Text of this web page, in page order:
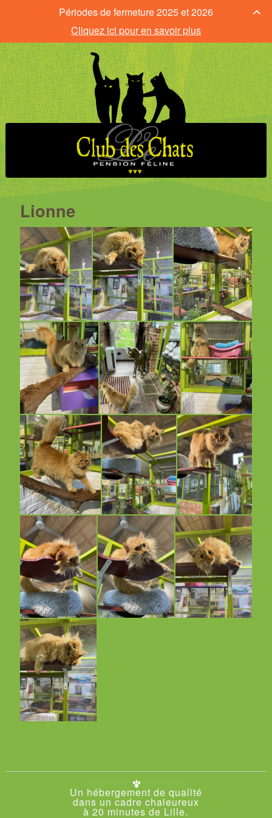
Lionne
Un hébergement de qualité
dans un cadre chaleureux
à 20 minutes de Lille.
Périodes de fermeture 2025 et 2026
Cliquez ici pour en savoir plus